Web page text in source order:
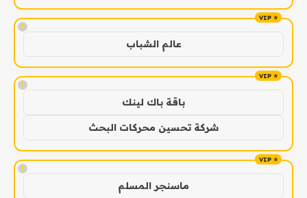
!
عالم الشباب
!
باقة باك لينك
شركة تحسين محركات البحث
!
ماسنجر المسلم